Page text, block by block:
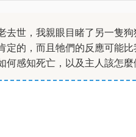
去世，我親眼目睹了另一隻
定的，而且牠們的反應可能比
感知死亡，以及主人該怎麼